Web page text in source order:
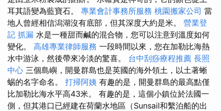
耳其語變為藍寶石。 專業會計事務所服務 桃園搬家公司 當
地人曾經相信潟湖沒有底部，但其深度大約是米。 營業登
記 抓漏 水是一種甜而鹹的混合物，您可以注意到溫度如何
變化。 高雄專業律師服務 一段時間以來，您在加勒比海熱
水中游泳，然後帶來冷淡的驚喜。 台中刮痧療程推薦 長照
中心 三個島嶼，開曼群島也是英國的海外領土，以土著蜥
蜴的名字命名。 打掃阿姨 有趣的是，開曼群島的最高點僅
比加勒比海水平高43米。 有趣的是，這個小鎮位於法國一
側，但其港口已經建在荷蘭水地區（Sunsail和繫泊船的出